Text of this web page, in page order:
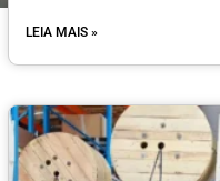
LEIA MAIS »